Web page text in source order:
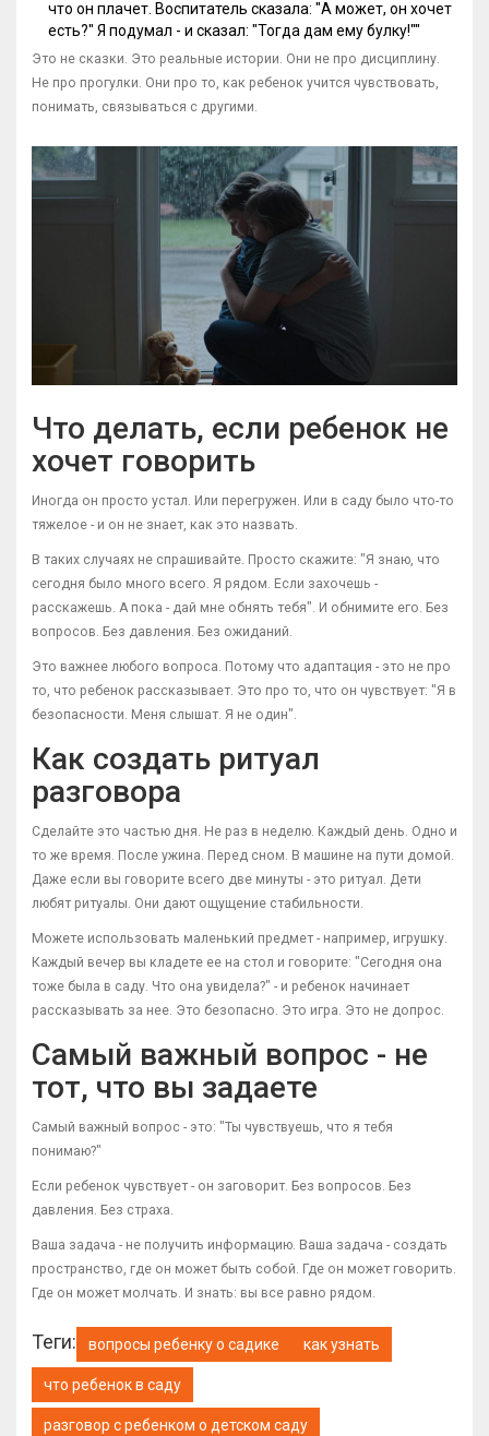
что он плачет. Воспитатель сказала: "А может, он хочет
есть?" Я подумал - и сказал: "Тогда дам ему булку!""
Это не сказки. Это реальные истории. Они не про дисциплину.
Не про прогулки. Они про то, как ребенок учится чувствовать,
понимать, связываться с другими.
Что делать, если ребенок не
хочет говорить
Иногда он просто устал. Или перегружен. Или в саду было что-то
тяжелое - и он не знает, как это назвать.
В таких случаях не спрашивайте. Просто скажите: "Я знаю, что
сегодня было много всего. Я рядом. Если захочешь -
расскажешь. А пока - дай мне обнять тебя". И обнимите его. Без
вопросов. Без давления. Без ожиданий.
Это важнее любого вопроса. Потому что адаптация - это не про
то, что ребенок рассказывает. Это про то, что он чувствует: "Я в
безопасности. Меня слышат. Я не один".
Как создать ритуал
разговора
Сделайте это частью дня. Не раз в неделю. Каждый день. Одно и
то же время. После ужина. Перед сном. В машине на пути домой.
Даже если вы говорите всего две минуты - это ритуал. Дети
любят ритуалы. Они дают ощущение стабильности.
Можете использовать маленький предмет - например, игрушку.
Каждый вечер вы кладете ее на стол и говорите: "Сегодня она
тоже была в саду. Что она увидела?" - и ребенок начинает
рассказывать за нее. Это безопасно. Это игра. Это не допрос.
Самый важный вопрос - не
тот, что вы задаете
Самый важный вопрос - это: "Ты чувствуешь, что я тебя
понимаю?"
Если ребенок чувствует - он заговорит. Без вопросов. Без
давления. Без страха.
Ваша задача - не получить информацию. Ваша задача - создать
пространство, где он может быть собой. Где он может говорить.
Где он может молчать. И знать: вы все равно рядом.
Теги: вопросы ребенку о садике как узнать
что ребенок в саду
разговор с ребенком о детском саду